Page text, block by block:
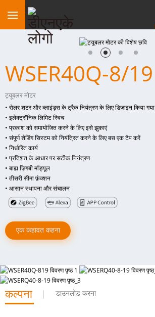
WSER40Q-8/19
ट्यूबलर मोटर
• रोलर शटर और ब्लाइंड्स के ट्रैक नियंत्रण के लिए डिज़ाइन किया गया
• इलेक्ट्रॉनिक लिमिट स्विच
• प्रकाश को समायोजित करने के लिए इसे झुकाएं
• संपूर्ण शेडिंग सिस्टम को नियंत्रित करने के लिए बस एक टैप करें
• निर्धारित कार्य
• प्रतिशत के आधार पर सटीक नियंत्रण
• बाह्य ज़िगबी मॉड्यूल
• तीसरी सीमा फ़ंक्शन
• आसान स्थापना और संचालन
एक कहावत कहना
कल्पना डाउनलोड करना